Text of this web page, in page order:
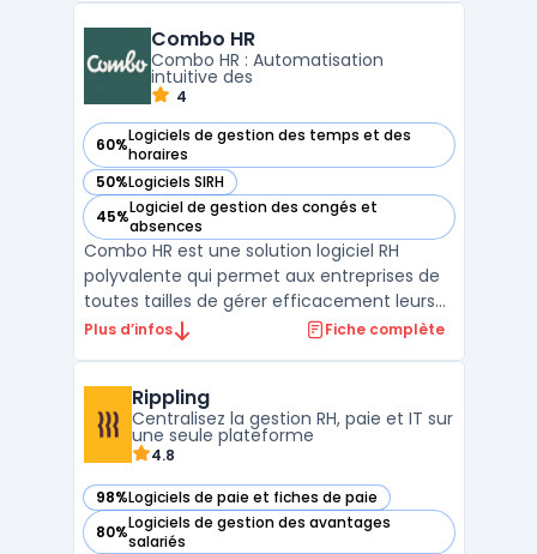
conforme aux réglementations en vigueur,
réduisant ains ...
Combo HR
Combo HR : Automatisation
intuitive des
4
60%Logiciels de gestion des temps et des
horaires
— voir Combo HR dans cette catégorie
50%Logiciels SIRH
— voir Combo HR dans cette catégorie
45%Logiciel de gestion des congés et
absences
— voir Combo HR dans cette catégorie
Combo HR est une solution logiciel RH
polyvalente qui permet aux entreprises de
toutes tailles de gérer efficacement leurs
ressources humaines. Cette plateforme
processus RH, offrant ainsi une gestion
fluide des opérati ...
Plus d’infos Fiche complète
Rippling
Centralisez la gestion RH, paie et IT sur
une seule plateforme
4.8
98%Logiciels de paie et fiches de paie
— voir Rippling dans cette catégorie
80%Logiciels de gestion des avantages
salariés
— voir Rippling dans cette catégorie